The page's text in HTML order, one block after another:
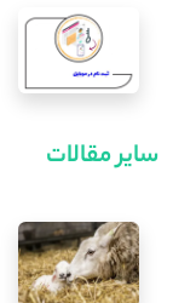
سایر مقالات